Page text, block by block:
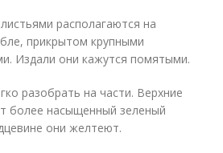
располагаются на
прикрытом крупными
Издали они кажутся помятыми.
разобрать на части. Верхние
более насыщенный зеленый
они желтеют.